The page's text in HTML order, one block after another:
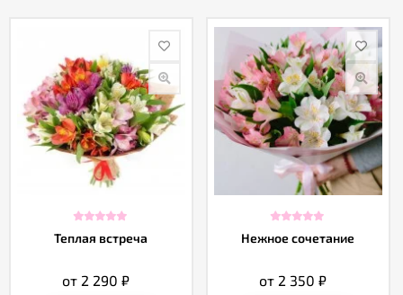
Теплая встреча
от 2 290 ₽
Нежное сочетание
от 2 350 ₽